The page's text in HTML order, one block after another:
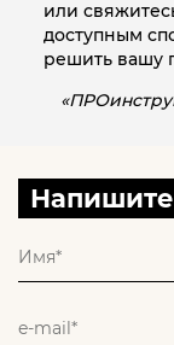
или
доступным
решить вашу
Напишите